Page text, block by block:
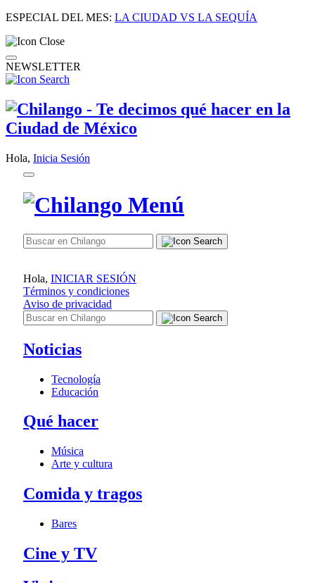
ESPECIAL DEL MES: LA CIUDAD VS LA SEQUÍA
NEWSLETTER
Hola, Inicia Sesión
Hola, INICIAR SESIÓN
Términos y condiciones
Aviso de privacidad
Noticias
Tecnología
Educación
Qué hacer
Música
Arte y cultura
Comida y tragos
Bares
Cine y TV